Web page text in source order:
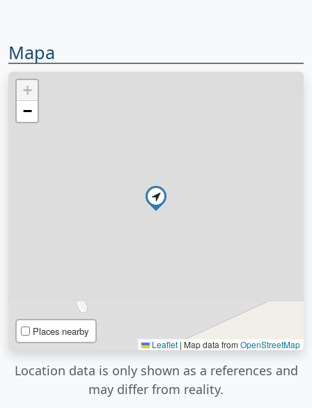
Mapa
+
−
Places nearby
Leaflet | Map data from OpenStreetMap
Location data is only shown as a references and
may differ from reality.